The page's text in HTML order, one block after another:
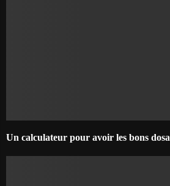
Un calculateur pour avoir les bons